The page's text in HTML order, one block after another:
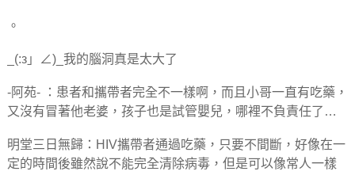
。
_(:з」∠)_我的腦洞真是太大了
-阿苑- ：患者和攜帶者完全不一樣啊，而且小哥一直有吃藥，
又沒有冒著他老婆，孩子也是試管嬰兒，哪裡不負責任了…
明堂三日無歸：HIV攜帶者通過吃藥，只要不間斷，好像在一
定的時間後雖然說不能完全清除病毒，但是可以像常人一樣